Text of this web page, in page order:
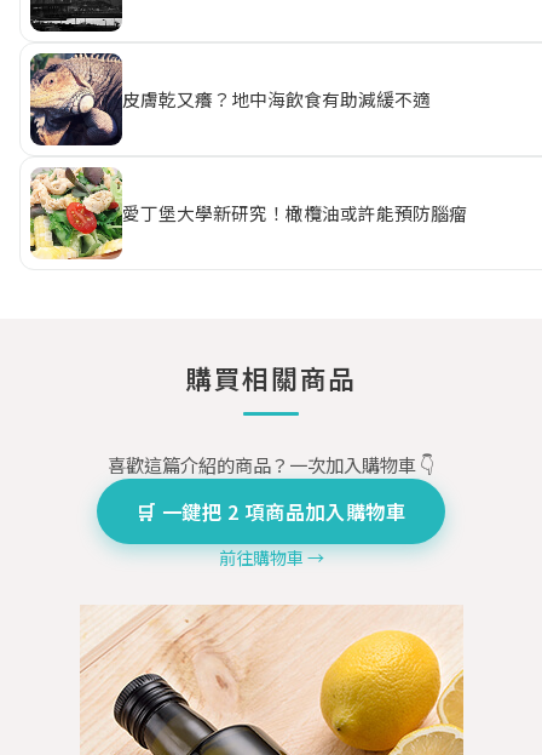
皮膚乾又癢？地中海飲食有助減緩不適
愛丁堡大學新研究！橄欖油或許能預防腦瘤
購買相關商品
喜歡這篇介紹的商品？一次加入購物車 👇
🛒 一鍵把 2 項商品加入購物車
前往購物車 →